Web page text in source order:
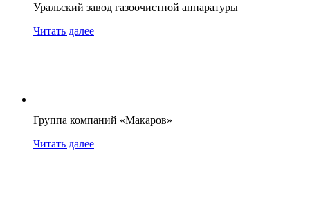
Уральский завод газоочистной аппаратуры
Читать далее
Группа компаний «Макаров»
Читать далее